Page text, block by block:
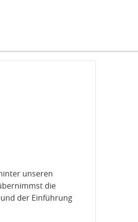
unseren
die
der Einführung